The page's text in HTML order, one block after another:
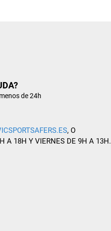
de 24h
, O
A 18H Y VIERNES DE 9H A 13H.